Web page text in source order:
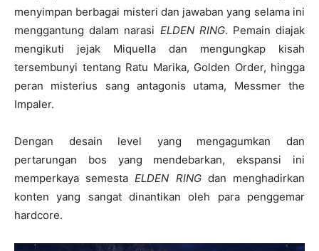
menyimpan berbagai misteri dan jawaban yang selama ini
menggantung dalam narasi ELDEN RING. Pemain diajak
mengikuti jejak Miquella dan mengungkap kisah
tersembunyi tentang Ratu Marika, Golden Order, hingga
peran misterius sang antagonis utama, Messmer the
Impaler.
Dengan desain level yang mengagumkan dan
pertarungan bos yang mendebarkan, ekspansi ini
memperkaya semestaELDEN RINGdan menghadirkan
konten yang sangat dinantikan oleh para penggemar
hardcore.